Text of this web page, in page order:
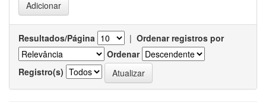
Resultados/Página | Ordenar registros por
Ordenar
Registro(s)